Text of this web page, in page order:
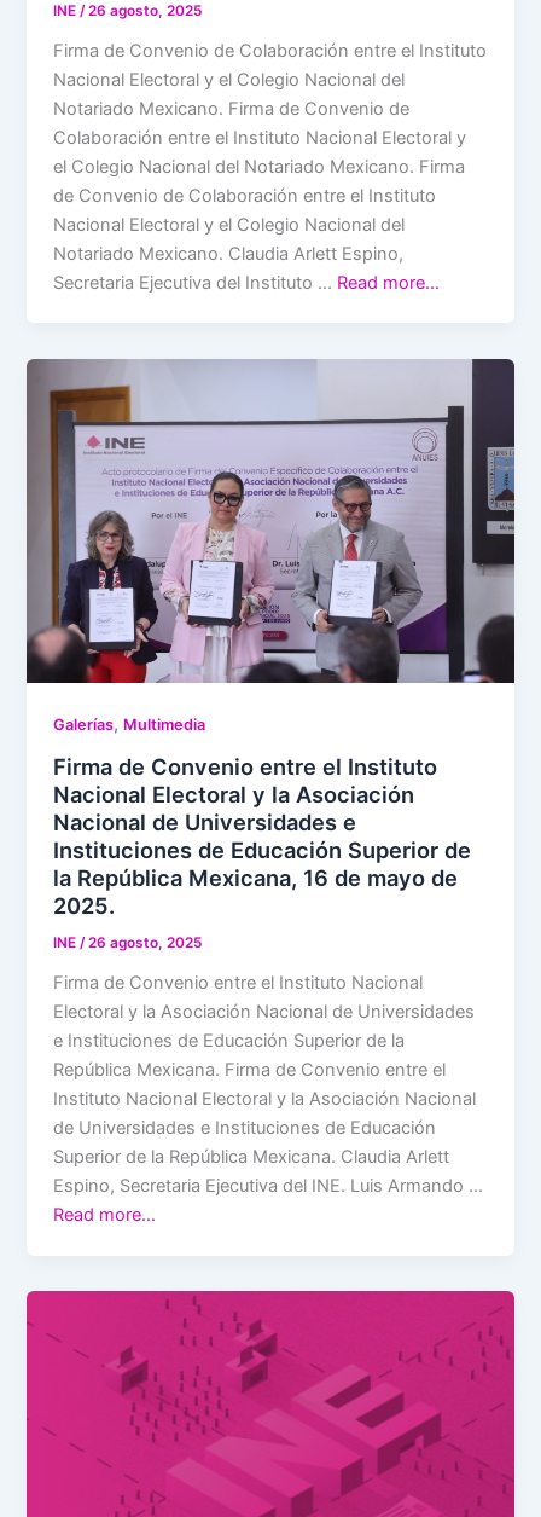
INE /26 agosto, 2025
Firma de Convenio de Colaboración entre el Instituto
Nacional Electoral y el Colegio Nacional del
Notariado Mexicano. Firma de Convenio de
Colaboración entre el Instituto Nacional Electoral y
el Colegio Nacional del Notariado Mexicano. Firma
de Convenio de Colaboración entre el Instituto
Nacional Electoral y el Colegio Nacional del
Notariado Mexicano. Claudia Arlett Espino,
Secretaria Ejecutiva del Instituto … Read more…
Galerías, Multimedia
Firma de Convenio entre el Instituto
Nacional Electoral y la Asociación
Nacional de Universidades e
Instituciones de Educación Superior de
la República Mexicana, 16 de mayo de
2025.
INE/26 agosto, 2025
Firma de Convenio entre el Instituto Nacional
Electoral y la Asociación Nacional de Universidades
e Instituciones de Educación Superior de la
República Mexicana. Firma de Convenio entre el
Instituto Nacional Electoral y la Asociación Nacional
de Universidades e Instituciones de Educación
Superior de la República Mexicana. Claudia Arlett
Espino, Secretaria Ejecutiva del INE. Luis Armando …
Read more…